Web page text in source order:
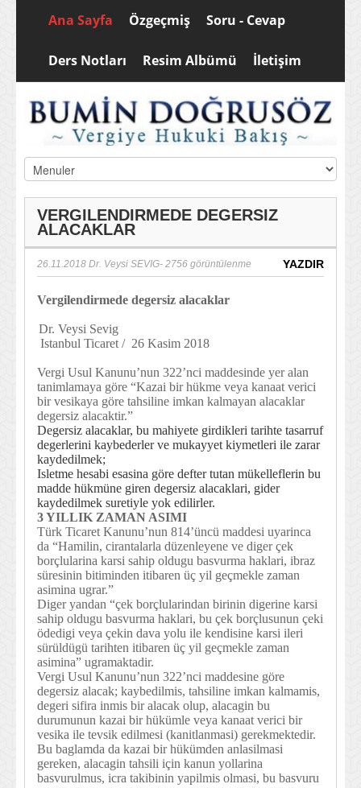
Ana Sayfa Özgeçmiş Soru - Cevap
Ders Notları Resim Albümü İletişim
VERGILENDIRMEDE DEGERSIZ
ALACAKLAR
26.11.2018 Dr. Veysi SEVIG- 2756 görüntülenme YAZDIR
Vergilendirmede degersiz alacaklar
Dr. Veysi Sevig
Istanbul Ticaret / 26 Kasim 2018
Vergi Usul Kanunu’nun 322’nci maddesinde yer alan
tanimlamaya göre “Kazai bir hükme veya kanaat verici
bir vesikaya göre tahsiline imkan kalmayan alacaklar
degersiz alacaktir.”
Degersiz alacaklar, bu mahiyete girdikleri tarihte tasarruf
degerlerini kaybederler ve mukayyet kiymetleri ile zarar
kaydedilmek;
Isletme hesabi esasina göre defter tutan mükelleflerin bu
madde hükmüne giren degersiz alacaklari, gider
kaydedilmek suretiyle yok edilirler.
3 YILLIK ZAMAN ASIMI
Türk Ticaret Kanunu’nun 814’üncü maddesi uyarinca
da “Hamilin, cirantalarla düzenleyene ve diger çek
borçlularina karsi sahip oldugu basvurma haklari, ibraz
süresinin bitiminden itibaren üç yil geçmekle zaman
asimina ugrar.”
Diger yandan “çek borçlularindan birinin digerine karsi
sahip oldugu basvurma haklari, bu çek borçlusunun çeki
ödedigi veya çekin dava yolu ile kendisine karsi ileri
sürüldügü tarihten itibaren üç yil geçmekle zaman
asimina” ugramaktadir.
Vergi Usul Kanunu’nun 322’nci maddesine göre
degersiz alacak; kaybedilmis, tahsiline imkan kalmamis,
degeri sifira inmis bir alacak olup, alacagin bu
durumunun kazai bir hükümle veya kanaat verici bir
vesika ile tevsik edilmesi (kanitlanmasi) gerekmektedir.
Bu baglamda da kazai bir hükümden anlasilmasi
gereken, alacagin tahsili için kanun yollarina
basvurulmus, icra takibinin yapilmis olmasi, bu basvuru